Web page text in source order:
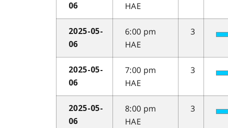
06
HAE
2025-05-
06
6:00 pm
HAE
3
2025-05-
06
7:00 pm
HAE
3
2025-05-
06
8:00 pm
HAE
3